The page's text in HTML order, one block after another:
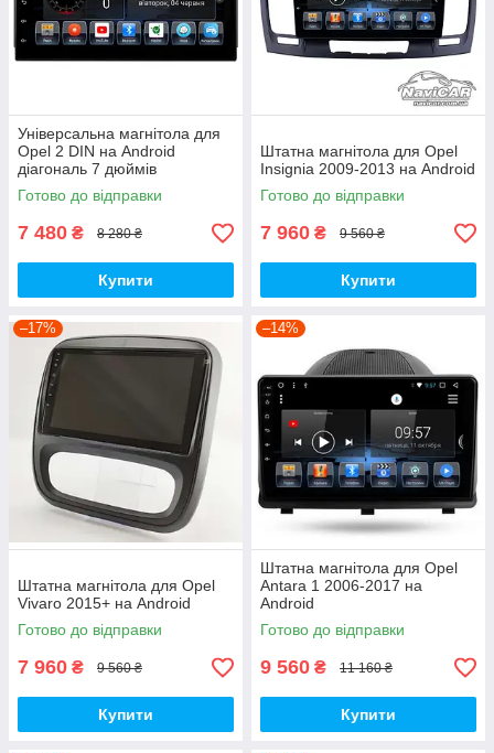
Універсальна магнітола для
Opel 2 DIN на Android
діагональ 7 дюймів
Готово до відправки
7 480 ₴ 8 280 ₴
Купити
Штатна магнітола для Opel
Insignia 2009-2013 на Android
Готово до відправки
7 960 ₴ 9 560 ₴
Купити
–17%
Штатна магнітола для Opel
Vivaro 2015+ на Android
Готово до відправки
7 960 ₴ 9 560 ₴
Купити
–14%
Штатна магнітола для Opel
Antara 1 2006-2017 на
Android
Готово до відправки
9 560 ₴ 11 160 ₴
Купити